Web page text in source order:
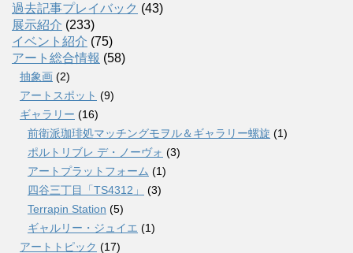
過去記事プレイバック (43)
展示紹介 (233)
イベント紹介 (75)
アート総合情報 (58)
抽象画 (2)
アートスポット (9)
ギャラリー (16)
前衛派珈琲処マッチングモヲル＆ギャラリー螺旋 (1)
ポルトリブレ デ・ノーヴォ (3)
アートプラットフォーム (1)
四谷三丁目「TS4312」
(3)
Terrapin Station (5)
ギャルリー・ジュイエ (1)
アートトピック (17)